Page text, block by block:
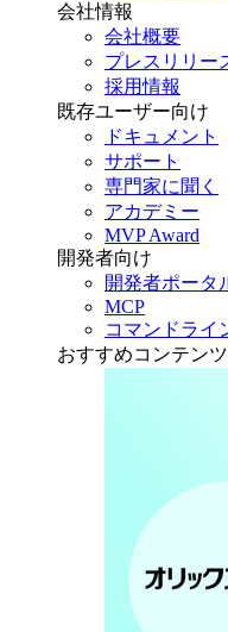
会社情報
会社概要
プレスリリー
採用情報
既存ユーザー向け
ドキュメント
サポート
専門家に聞く
アカデミー
MVP Award
開発者向け
開発者ポータ
MCP
コマンドライ
おすすめコンテンツ